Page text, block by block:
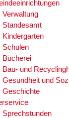
Verwaltung
Standesamt
Kindergarten
Schulen
Bücherei
Bau- und
Gesundheit und
Geschichte
Sprechstunden